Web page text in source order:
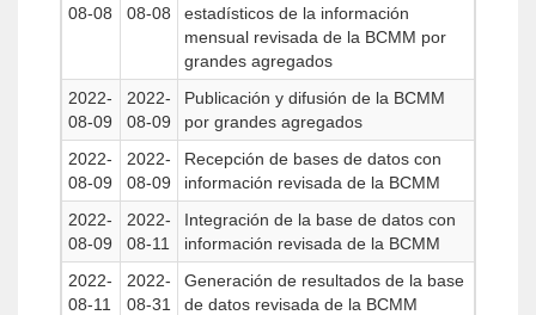
08-08
08-08
estadísticos de la información
mensual revisada de la BCMM por
grandes agregados
2022-
08-09
2022-
08-09
Publicación y difusión de la BCMM
por grandes agregados
2022-
08-09
2022-
08-09
Recepción de bases de datos con
información revisada de la BCMM
2022-
08-09
2022-
08-11
Integración de la base de datos con
información revisada de la BCMM
2022-
08-11
2022-
08-31
Generación de resultados de la base
de datos revisada de la BCMM